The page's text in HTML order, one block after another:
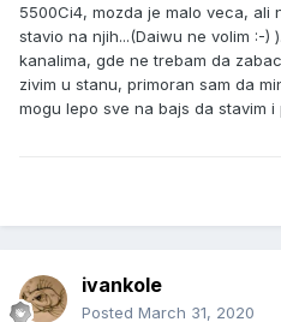
5500Ci4, mozda je malo veca, ali
stavio na njih...(Daiwu ne volim :-)
kanalima, gde ne trebam da
zivim u stanu, primoran sam da
mogu lepo sve na bajs da stavim
ivankole
Posted March 31, 2020